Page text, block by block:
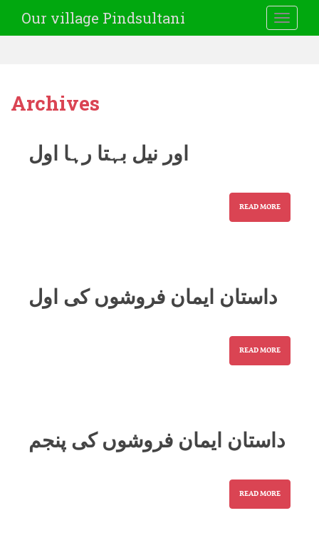
Our village Pindsultani
Archives
اور نیل بہتا رہا اول
READ MORE
داستان ایمان فروشوں کی اول
READ MORE
داستان ایمان فروشوں کی پنجم
READ MORE